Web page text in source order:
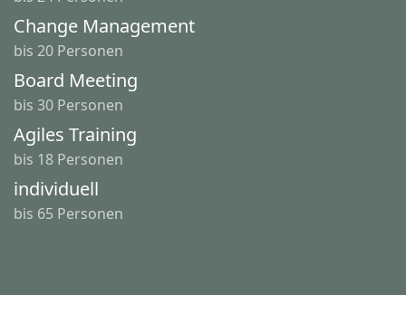
Change Management
bis 20 Personen
Board Meeting
bis 30 Personen
Agiles Training
bis 18 Personen
individuell
bis 65 Personen